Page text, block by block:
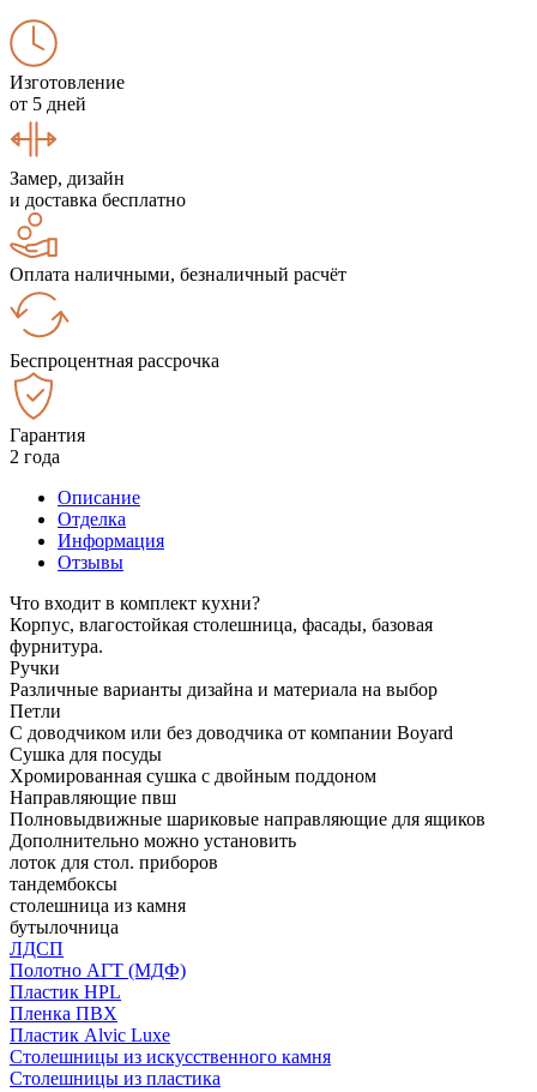
Изготовление
от 5 дней
Замер, дизайн
и доставка бесплатно
Оплата наличными, безналичный расчёт
Беспроцентная рассрочка
Гарантия
2 года
Описание
Отделка
Информация
Отзывы
Что входит в комплект кухни?
Корпус, влагостойкая столешница, фасады, базовая
фурнитура.
Ручки
Различные варианты дизайна и материала на выбор
Петли
С доводчиком или без доводчика от компании Boyard
Сушка для посуды
Хромированная сушка с двойным поддоном
Направляющие пвш
Полновыдвижные шариковые направляющие для ящиков
Дополнительно можно установить
лоток для стол. приборов
тандембоксы
столешница из камня
бутылочница
ЛДСП
Полотно АГТ (МДФ)
Пластик HPL
Пленка ПВХ
Пластик Alvic Luxe
Столешницы из искусственного камня
Столешницы из пластика